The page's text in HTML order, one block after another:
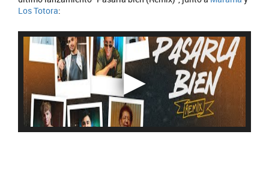
Los Totora: